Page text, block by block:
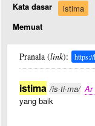
Kata dasar
istima
Memuat
Pranala (link):
istima /is·ti·ma/ Ar
yang baik